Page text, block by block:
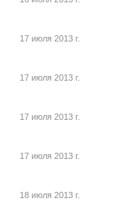
17 июля 2013 г.
17 июля 2013 г.
17 июля 2013 г.
17 июля 2013 г.
18 июля 2013 г.